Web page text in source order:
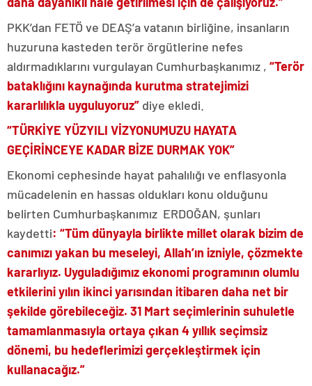
PKK’dan FETÖ ve DEAŞ’a vatanın birliğine, insanların
huzuruna kasteden terör örgütlerine nefes
aldırmadıklarını vurgulayan Cumhurbaşkanımız , “Terör
bataklığını kaynağında kurutma stratejimizi
kararlılıkla uyguluyoruz” diye ekledi.
“TÜRKİYE YÜZYILI VİZYONUMUZU HAYATA
GEÇİRİNCEYE KADAR BİZE DURMAK YOK”
Ekonomi cephesinde hayat pahalılığı ve enflasyonla
mücadelenin en hassas oldukları konu olduğunu
belirten Cumhurbaşkanımız ERDOĞAN, şunları
kaydetti: “Tüm dünyayla birlikte millet olarak bizim de
canımızı yakan bu meseleyi, Allah’ın izniyle, çözmekte
kararlıyız. Uyguladığımız ekonomi programının olumlu
etkilerini yılın ikinci yarısından itibaren daha net bir
şekilde görebileceğiz. 31 Mart seçimlerinin suhuletle
tamamlanmasıyla ortaya çıkan 4 yıllık seçimsiz
dönemi, bu hedeflerimizi gerçekleştirmek için
kullanacağız.”